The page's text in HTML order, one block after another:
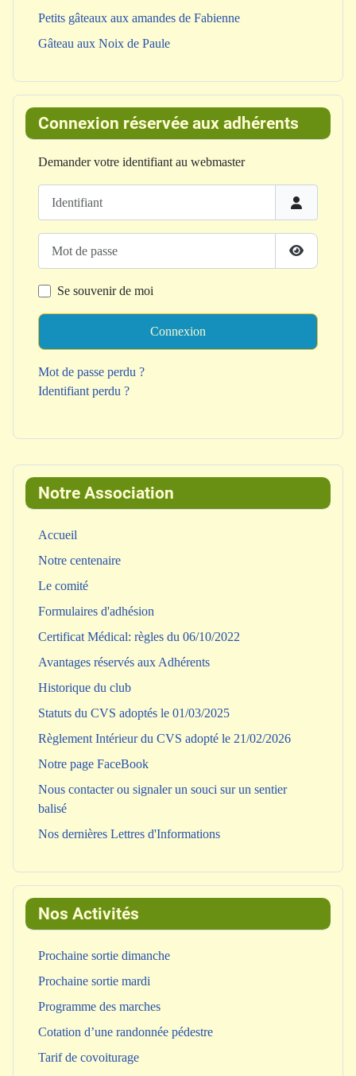
Notre Association
Accueil
Notre centenaire
Le comité
Formulaires d'adhésion
Certificat Médical: règles du 06/10/2022
Avantages réservés aux Adhérents
Historique du club
Statuts du CVS adoptés le 01/03/2025
Règlement Intérieur du CVS adopté le 21/02/2026
Notre page FaceBook
Nous contacter ou signaler un souci sur un sentier
balisé
Nos dernières Lettres d'Informations
Nos Activités
Prochaine sortie dimanche
Prochaine sortie mardi
Programme des marches
Cotation d’une randonnée pédestre
Tarif de covoiturage
Petits gâteaux aux amandes de Fabienne
Gâteau aux Noix de Paule
Connexion réservée aux adhérents
Demander votre identifiant au webmaster
Afficher le
Se souvenir de moi
Connexion
Mot de passe perdu ?
Identifiant perdu ?